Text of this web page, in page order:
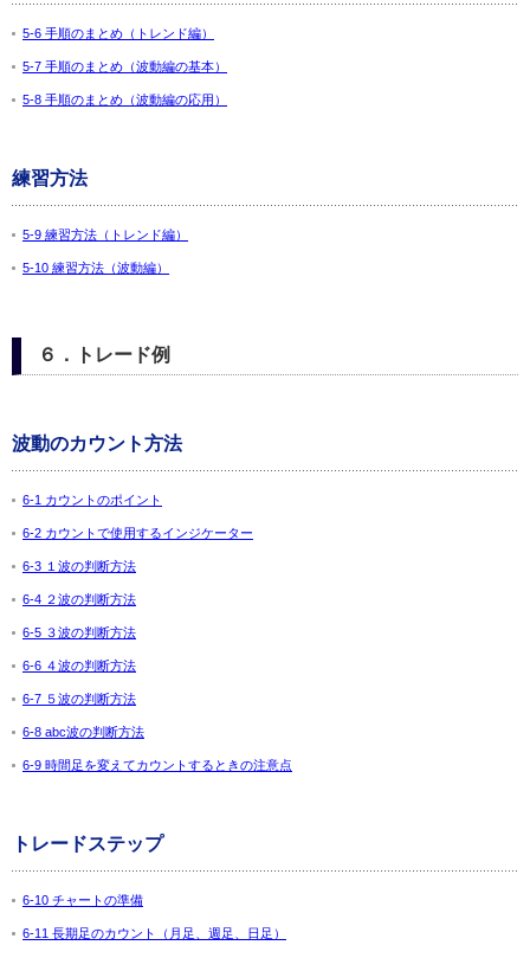
5-6 手順のまとめ（トレンド編）
5-7 手順のまとめ（波動編の基本）
5-8 手順のまとめ（波動編の応用）
練習方法
5-9 練習方法（トレンド編）
5-10 練習方法（波動編）
６．トレード例
波動のカウント方法
6-1 カウントのポイント
6-2 カウントで使用するインジケーター
6-3 １波の判断方法
6-4 ２波の判断方法
6-5 ３波の判断方法
6-6 ４波の判断方法
6-7 ５波の判断方法
6-8 abc波の判断方法
6-9 時間足を変えてカウントするときの注意点
トレードステップ
6-10 チャートの準備
6-11 長期足のカウント（月足、週足、日足）